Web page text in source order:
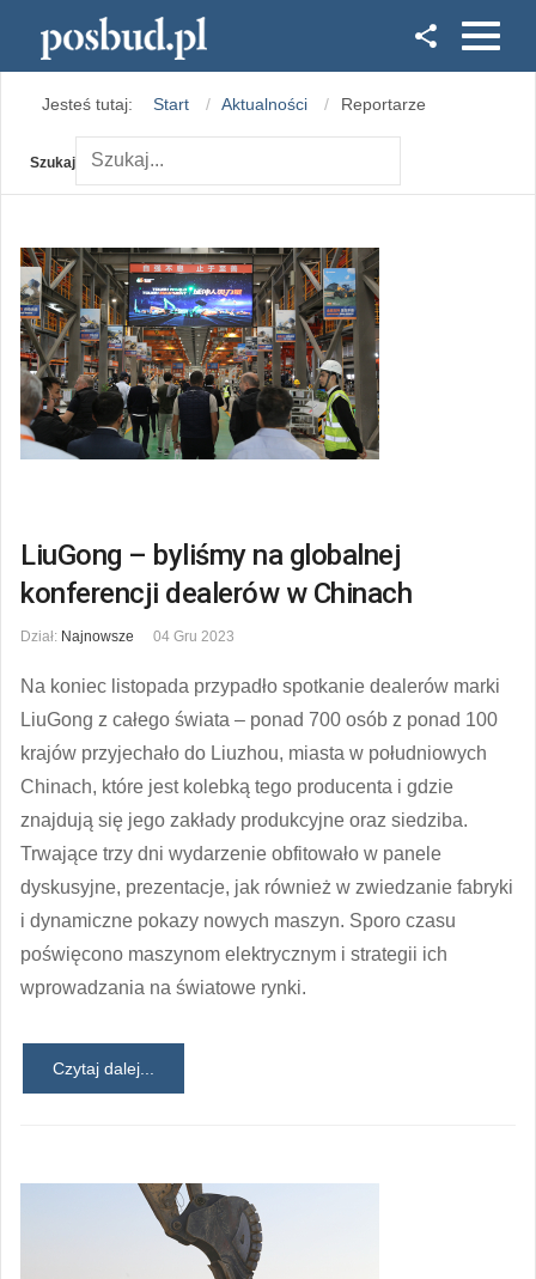
Instagram
Jesteś tutaj: Start Aktualności Reportarze
Szukaj
LiuGong – byliśmy na globalnej
konferencji dealerów w Chinach
Dział: Najnowsze 04 Gru 2023
Na koniec listopada przypadło spotkanie dealerów marki
LiuGong z całego świata – ponad 700 osób z ponad 100
krajów przyjechało do Liuzhou, miasta w południowych
Chinach, które jest kolebką tego producenta i gdzie
znajdują się jego zakłady produkcyjne oraz siedziba.
Trwające trzy dni wydarzenie obfitowało w panele
dyskusyjne, prezentacje, jak również w zwiedzanie fabryki
i dynamiczne pokazy nowych maszyn. Sporo czasu
poświęcono maszynom elektrycznym i strategii ich
wprowadzania na światowe rynki.
Czytaj dalej...